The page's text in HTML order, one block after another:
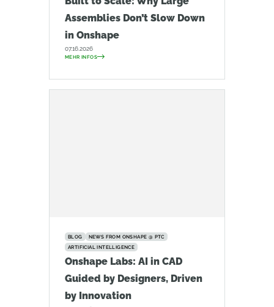
Assemblies Don’t Slow Down
in Onshape
07.16.2026
MEHR INFOS
BLOG
NEWS FROM ONSHAPE @ PTC
ARTIFICIAL INTELLIGENCE
Onshape Labs: AI in CAD
Guided by Designers, Driven
by Innovation